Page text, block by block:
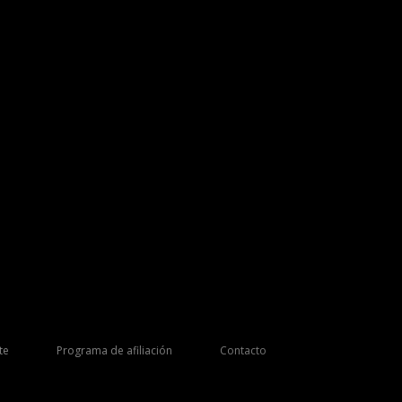
Programa de afiliación Contacto